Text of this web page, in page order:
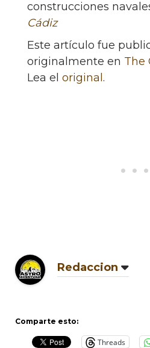
construcciones
Cádiz
Este artículo fue
originalmente en The
Lea el original.
Redaccion
Comparte esto:
Threads